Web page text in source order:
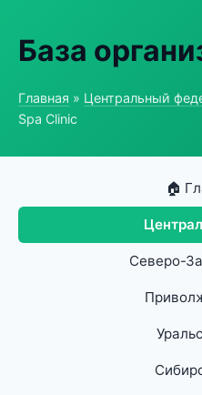
База
Главная » Центральный
Spa Clinic
🏠
Северо-